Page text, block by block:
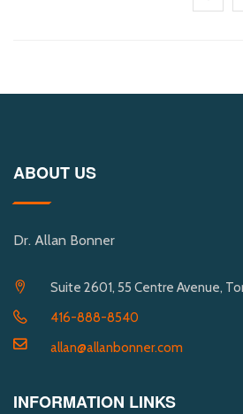
ABOUT US
Dr. Allan Bonner
Suite 2601, 55 Centre Avenue,
416-888-8540
allan@allanbonner.com
INFORMATION LINKS